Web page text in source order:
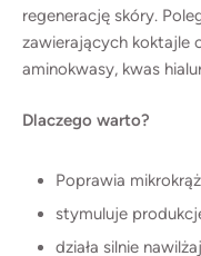
regenerację skóry.
zawierających koktajle
aminokwasy, kwas
Dlaczego warto?
Poprawia
stymuluje
działa silnie